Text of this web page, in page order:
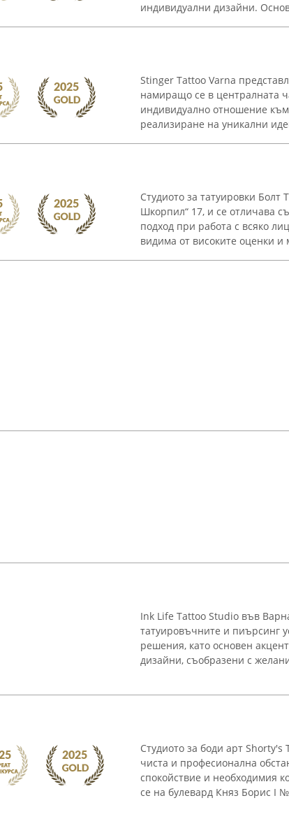
индивидуални дизайни.
Stinger Tattoo Varna
намиращо се в централната
индивидуално отношение към
реализиране на уникални
Студиото за татуировки
Шкорпил“ 17, и се отличава
подход при работа с всяко
видима от високите оценки и
Ink Life Tattoo Studio във
татуировъчните и пиърсинг
решения, като основен
дизайни, съобразени с
Студиото за боди арт
чиста и професионална
спокойствие и необходимия
се на булевард Княз Борис I